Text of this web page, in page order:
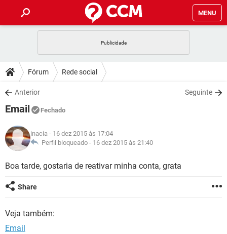
MENU
CELULAR
OUTLOOK
INSTAGRAM
GUIA DE COMPRAS
DICAS
JOGOS
INSTAGRAM
GUIA DE COMPRAS
DOWNLOADS
JOGOS
CELULAR
OUTLOOK EXCEL
INSTAGRAM GMAIL
JOGOS
CELULAR
OUTLOOK EXCEL
INSTAGRAM
GLOSSÁRIO
WHATSAPP
INSTAGRAM
GUIA DE COMPRAS
Fórum Rede social
Anterior Seguinte
Email Fechado
inacia - 16 dez 2015 às 17:04
Perfil bloqueado - 16 dez 2015 às 21:40
Boa tarde, gostaria de reativar minha conta, grata
Share
Veja também:
Email